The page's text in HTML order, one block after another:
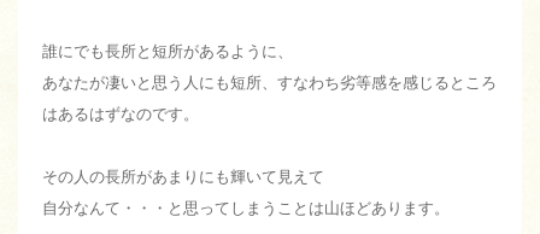
誰にでも長所と短所があるように、
あなたが凄いと思う人にも短所、すなわち劣等感を感じるところ
はあるはずなのです。
その人の長所があまりにも輝いて見えて
自分なんて・・・と思ってしまうことは山ほどあります。